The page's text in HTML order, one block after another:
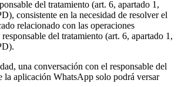
del tratamiento (art. 6, apartado 1,
consistente en la necesidad de resolver el
relacionado con las operaciones
del tratamiento (art. 6, apartado 1,
una conversación con el responsable del
la aplicación WhatsApp solo podrá versar